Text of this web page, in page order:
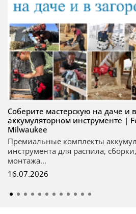
Соберите мастерскую на даче и
аккумуляторном инструменте |
Milwaukee
Премиальные комплекты
инструмента для распила,
монтажа...
16.07.2026